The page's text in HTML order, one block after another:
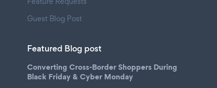
Guest Blog Post
Featured Blog post
Converting Cross-Border Shoppers During
Black Friday & Cyber Monday